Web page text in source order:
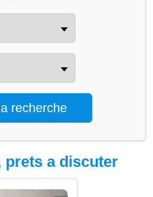
prets a discuter